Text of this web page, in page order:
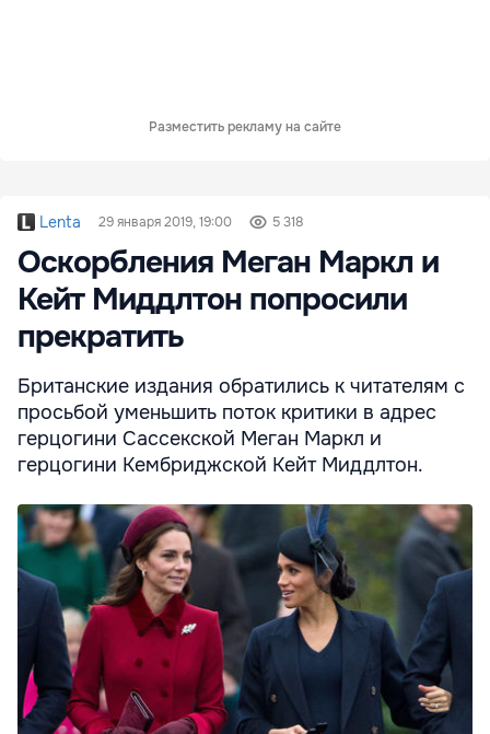
Разместить рекламу на сайте
Lenta 29 января 2019, 19:00 5 318
Оскорбления Меган Маркл и
Кейт Миддлтон попросили
прекратить
Британские издания обратились к читателям с
просьбой уменьшить поток критики в адрес
герцогини Сассекской Меган Маркл и
герцогини Кембриджской Кейт Миддлтон.